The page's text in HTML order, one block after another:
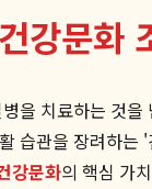
강문화
을 치료하는 것
습관을 장려하
강문화의 핵심 가